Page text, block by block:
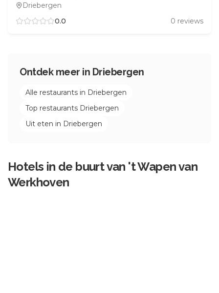
Driebergen
0.0
0 reviews
Ontdek meer in Driebergen
Alle restaurants in Driebergen
Top restaurants Driebergen
Uit eten in Driebergen
Hotels in de buurt van 't Wapen van
Werkhoven